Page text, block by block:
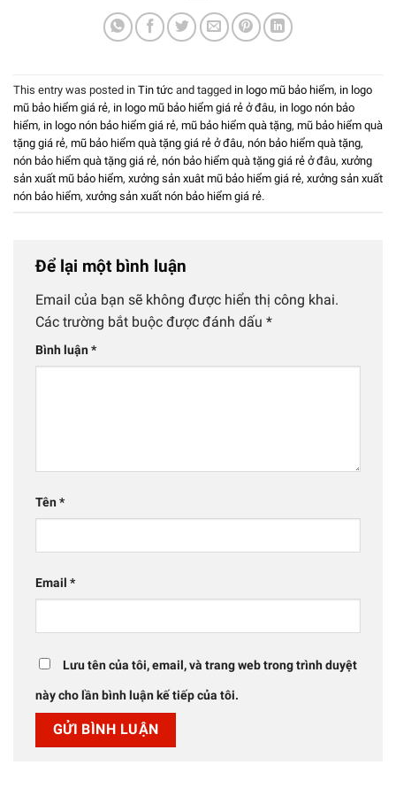
This entry was posted in Tin tức and tagged in logo mũ bảo hiểm, in logo
mũ bảo hiểm giá rẻ, in logo mũ bảo hiểm giá rẻ ở đâu, in logo nón bảo
hiểm, in logo nón bảo hiểm giá rẻ, mũ bảo hiểm quà tặng, mũ bảo hiểm quà
tặng giá rẻ, mũ bảo hiểm quà tặng giá rẻ ở đâu, nón bảo hiểm quà tặng,
nón bảo hiểm quà tặng giá rẻ, nón bảo hiểm quà tặng giá rẻ ở đâu, xưởng
sản xuất mũ bảo hiểm, xưởng sản xuât mũ bảo hiểm giá rẻ, xưởng sản xuất
nón bảo hiểm, xưởng sản xuất nón bảo hiểm giá rẻ.
Để lại một bình luận
Email của bạn sẽ không được hiển thị công khai.
Các trường bắt buộc được đánh dấu *
Bình luận*
Tên*
Email *
Lưu tên của tôi, email, và trang web trong trình duyệt
này cho lần bình luận kế tiếp của tôi.